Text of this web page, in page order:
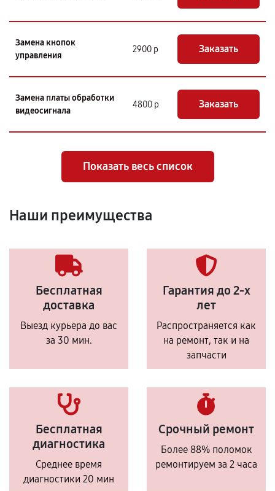
Замена кнопок
управления
2900 р Заказать
Замена платы обработки
видеосигнала
4800 р Заказать
Показать весь список
Наши преимущества
Бесплатная
доставка
Выезд курьера до вас
за 30 мин.
Гарантия до 2-х
лет
Распространяется как
на ремонт, так и на
запчасти
Бесплатная
диагностика
Среднее время
диагностики 20 мин
Срочный ремонт
Более 88% поломок
ремонтируем за 2 часа